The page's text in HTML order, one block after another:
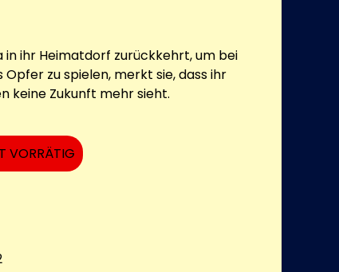
in ihr Heimatdorf zurückkehrt, um bei
zu spielen, merkt sie, dass ihr
keine Zukunft mehr sieht.
VORRÄTIG